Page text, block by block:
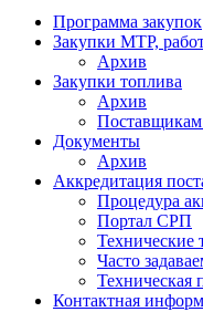
Программа закупок
Закупки МТР,
Архив
Закупки топлива
Архив
Поставщикам
Документы
Архив
Аккредитация
Процедура
Портал СРП
Технические
Часто
Техническая
Контактная